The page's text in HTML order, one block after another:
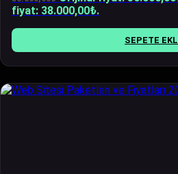
fiyat: 38.000,00₺.
SEPETE